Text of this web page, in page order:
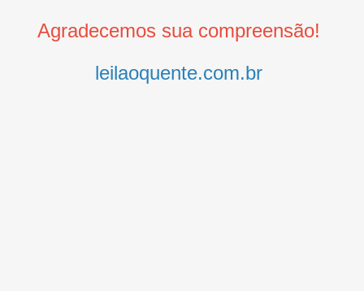
Agradecemos sua compreensão!
leilaoquente.com.br